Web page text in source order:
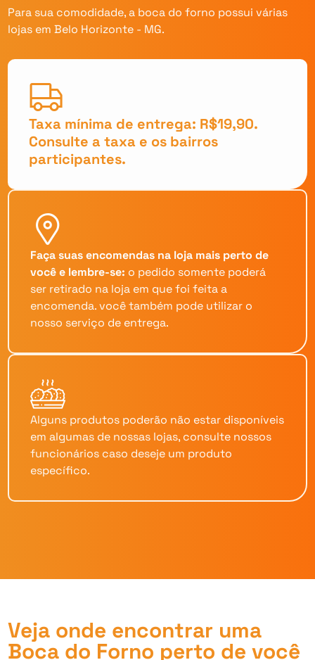
Para sua comodidade, a boca do forno possui várias
lojas em Belo Horizonte - MG.
Taxa mínima de entrega: R$19,90.
Consulte a taxa e os bairros
participantes.
Faça suas encomendas na loja mais perto de
você e lembre-se: o pedido somente poderá
ser retirado na loja em que foi feita a
encomenda. você também pode utilizar o
nosso serviço de entrega.
Alguns produtos poderão não estar disponíveis
em algumas de nossas lojas, consulte nossos
funcionários caso deseje um produto
específico.
Veja onde encontrar uma
Boca do Forno perto de você